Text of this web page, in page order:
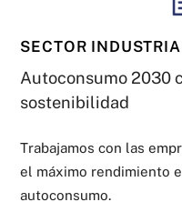
SECTOR
Autoconsumo 2030
sostenibilidad
Trabajamos con las
el máximo rendimiento
autoconsumo.